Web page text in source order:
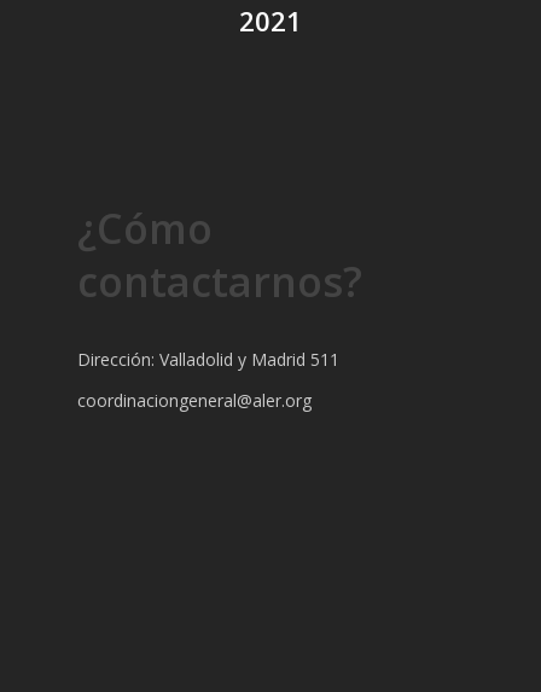
2021
¿Cómo
contactarnos?
Dirección: Valladolid y Madrid 511
coordinaciongeneral@aler.org